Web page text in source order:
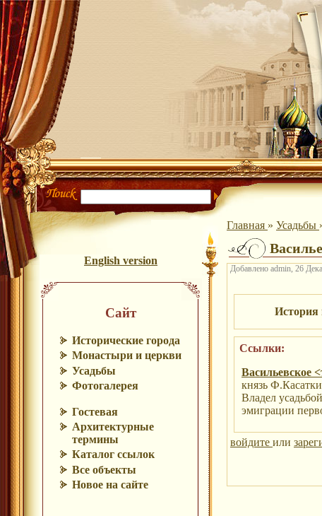
English version
Сайт
Исторические города
Монастыри и церкви
Усадьбы
Фотогалерея
Гостевая
Архитектурные
термины
Каталог ссылок
Все объекты
Новое на сайте
Главная » Усадьбы
Добавлено admin, 26
История
Ссылки:
Васильевское
князь
Владел
эмиграции
войдите или